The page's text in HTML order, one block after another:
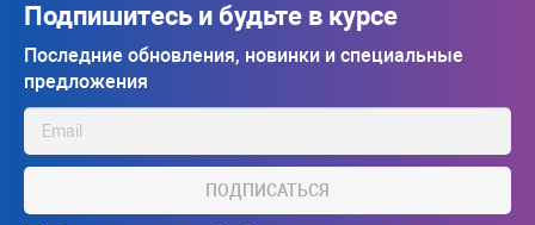
Подпишитесь и будьте в курсе
Последние обновления, новинки и специальные
предложения
ПОДПИСАТЬСЯ